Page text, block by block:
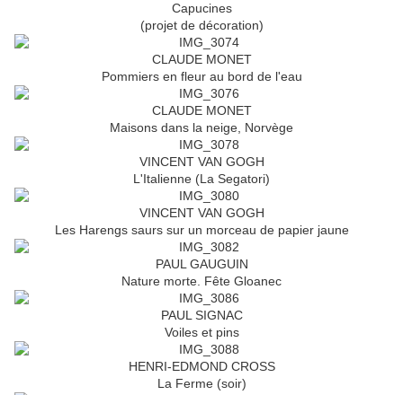
Capucines
(projet de décoration)
CLAUDE MONET
Pommiers en fleur au bord de l'eau
CLAUDE MONET
Maisons dans la neige, Norvège
VINCENT VAN GOGH
L'Italienne (La Segatori)
VINCENT VAN GOGH
Les Harengs saurs sur un morceau de papier jaune
PAUL GAUGUIN
Nature morte. Fête Gloanec
PAUL SIGNAC
Voiles et pins
HENRI-EDMOND CROSS
La Ferme (soir)